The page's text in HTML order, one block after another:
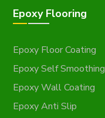
Epoxy Flooring
Epoxy Floor Coating
Epoxy Self Smoothing
Epoxy Wall Coating
Epoxy Anti Slip